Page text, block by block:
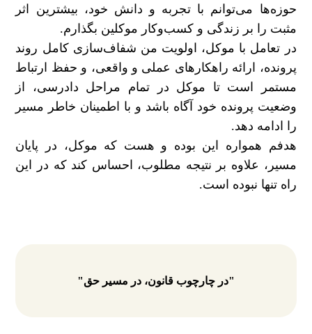
حوزه‌ها می‌توانم با تجربه و دانش خود، بیشترین اثر
مثبت را بر زندگی و کسب‌وکار موکلین بگذارم.
در تعامل با موکل، اولویت من شفاف‌سازی کامل روند
پرونده، ارائه راهکارهای عملی و واقعی، و حفظ ارتباط
مستمر است تا موکل در تمام مراحل دادرسی، از
وضعیت پرونده خود آگاه باشد و با اطمینان خاطر مسیر
را ادامه دهد.
هدفم همواره این بوده و هست که موکل، در پایان
مسیر، علاوه بر نتیجه مطلوب، احساس کند که در این
راه تنها نبوده است.
"در چارچوب قانون، در مسیر حق"